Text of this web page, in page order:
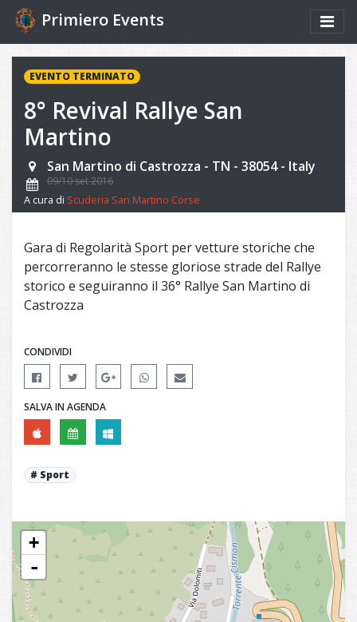
Primiero Events
EVENTO TERMINATO
8° Revival Rallye San
Martino
San Martino di Castrozza - TN - 38054 - Italy
09/10 set 2016
A cura di Scuderia San Martino Corse
Gara di Regolarità Sport per vetture storiche che
percorreranno le stesse gloriose strade del Rallye
storico e seguiranno il 36° Rallye San Martino di
Castrozza
CONDIVIDI
SALVA IN AGENDA
Sport
+
-